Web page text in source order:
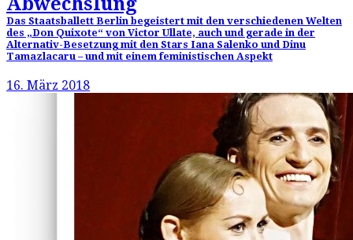
Das Staatsballett Berlin begeistert mit den verschiedenen Welten
des „Don Quixote“ von Victor Ullate, auch und gerade in der
Alternativ-Besetzung mit den Stars Iana Salenko und Dinu
Tamazlacaru – und mit einem feministischen Aspekt
16. März 2018